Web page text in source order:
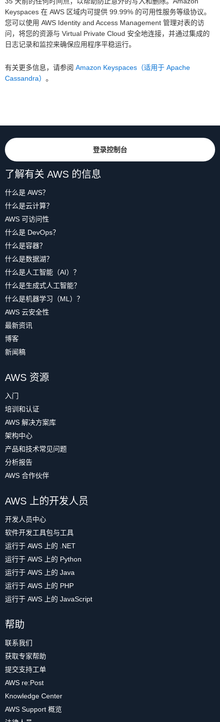
Keyspaces 在 AWS 区域内可提供 99.99% 的可用性服务等级协议。
您可以使用 AWS Identity and Access Management 管理对表的访
问，将您的资源与 Virtual Private Cloud 安全地连接，并通过集成的
日志记录和监控来确保应用程序平稳运行。
有关更多信息，请参阅 Amazon Keyspaces（适用于 Apache
Cassandra） 。
登录控制台
了解有关 AWS 的信息
什么是 AWS？
什么是云计算？
AWS 可访问性
什么是 DevOps？
什么是容器？
什么是数据湖？
什么是人工智能（AI）？
什么是生成式人工智能？
什么是机器学习（ML）？
AWS 云安全性
最新资讯
博客
新闻稿
AWS 资源
入门
培训和认证
AWS 解决方案库
架构中心
产品和技术常见问题
分析报告
AWS 合作伙伴
AWS 上的开发人员
开发人员中心
软件开发工具包与工具
运行于 AWS 上的 .NET
运行于 AWS 上的 Python
运行于 AWS 上的 Java
运行于 AWS 上的 PHP
运行于 AWS 上的 JavaScript
帮助
联系我们
获取专家帮助
提交支持工单
AWS re:Post
Knowledge Center
AWS Support 概览